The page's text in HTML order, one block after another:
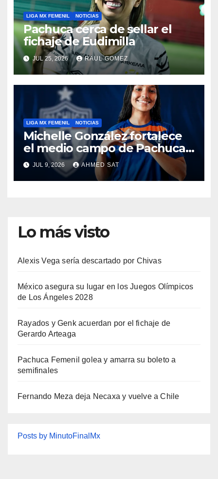
LIGA MX FEMENIL NOTICIAS
Pachuca cerca de sellar el
fichaje de Eudimilla
JUL 25, 2026 RAUL GOMEZ
LIGA MX FEMENIL NOTICIAS
Michelle González fortalece
el medio campo de Pachuca
Femenil
JUL 9, 2026 AHMED SAT
Lo más visto
Alexis Vega sería descartado por Chivas
México asegura su lugar en los Juegos Olímpicos
de Los Ángeles 2028
Rayados y Genk acuerdan por el fichaje de
Gerardo Arteaga
Pachuca Femenil golea y amarra su boleto a
semifinales
Fernando Meza deja Necaxa y vuelve a Chile
Posts by MinutoFinalMx